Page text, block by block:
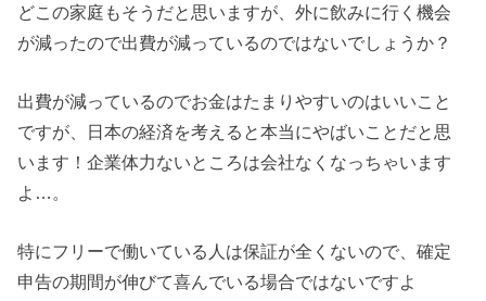
どこの家庭もそうだと思いますが、外に飲みに行く機会
が減ったので出費が減っているのではないでしょうか？
出費が減っているのでお金はたまりやすいのはいいこと
ですが、日本の経済を考えると本当にやばいことだと思
います！企業体力ないところは会社なくなっちゃいます
よ…。
特にフリーで働いている人は保証が全くないので、確定
申告の期間が伸びて喜んでいる場合ではないですよ